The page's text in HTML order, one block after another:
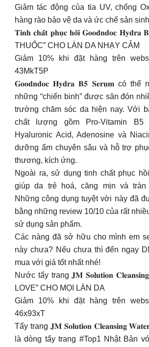
Giảm tác động của tia UV, chống
hàng rào bảo vệ da và ức chế sản
𝐓𝐢𝐧𝐡 𝐜𝐡𝐚̂́𝐭 𝐩𝐡𝐮̣𝐜 𝐡𝐨̂̀𝐢 𝐆𝐨𝐨𝐝𝐧𝐝𝐨𝐜 𝐇𝐲𝐝𝐫𝐚
THUỐC” CHO LÀN DA NHẠY CẢM
Giảm 10% khi đặt hàng trên
43MkT5P
𝐆𝐨𝐨𝐝𝐧𝐝𝐨𝐜 𝐇𝐲𝐝𝐫𝐚 𝐁𝟓 𝐒𝐞𝐫𝐮𝐦 có thể
những “chiến binh” được săn đón
trường chăm sóc da hiện nay. Với
chất lượng gồm Pro-Vitamin
Hyaluronic Acid, Adenosine và
dưỡng ẩm chuyên sâu và hỗ trợ
thương, kích ứng.
Ngoài ra, sử dụng tinh chất phục
giúp da trẻ hoá, căng mịn và tràn
Những công dụng tuyệt vời này đã
bằng những review 10/10 của rất
sử dụng sản phẩm.
Các nàng đã sở hữu cho mình em
này chưa? Nếu chưa thì đến ngay
mua với giá tốt nhất nhé!
Nước tẩy trang 𝐉𝐌 𝐒𝐨𝐥𝐮𝐭𝐢𝐨𝐧
LOVE” CHO MỌI LÀN DA
Giảm 10% khi đặt hàng trên
46x93xT
Tẩy trang 𝐉𝐌 𝐒𝐨𝐥𝐮𝐭𝐢𝐨𝐧 𝐂𝐥𝐞𝐚𝐧𝐬𝐢𝐧𝐠
là dòng tẩy trang #Top1 Nhật Bản